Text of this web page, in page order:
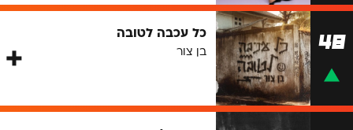
48 כל עכבה לטובה
בן צור